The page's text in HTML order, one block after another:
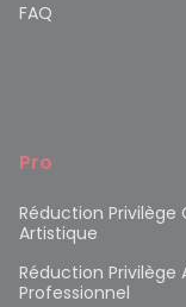
FAQ
Pro
Réduction Privilège
Artistique
Réduction Privilège
Professionnel